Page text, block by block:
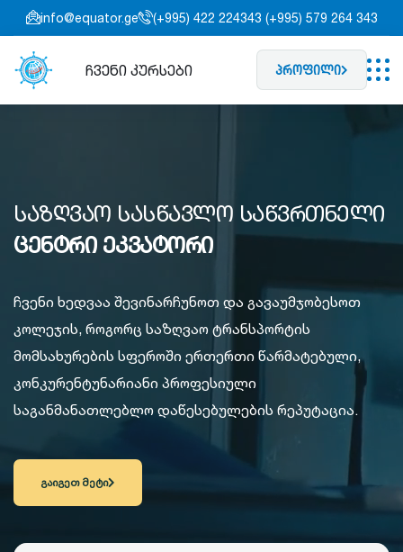
info@equator.ge (+995) 422 224343 (+995) 579 264 343
ჩვენი კურსები პროფილი
საზღვაო სასწავლო საწვრთნელი
ცენტრი ეკვატორი
ჩვენი ხედვაა შევინარჩუნოთ და გავაუმჯობესოთ
კოლეჯის, როგორც საზღვაო ტრანსპორტის
მომსახურების სფეროში ერთერთი წარმატებული,
კონკურენტუნარიანი პროფესიული
საგანმანათლებლო დაწესებულების რეპუტაცია.
გაიგეთ მეტი